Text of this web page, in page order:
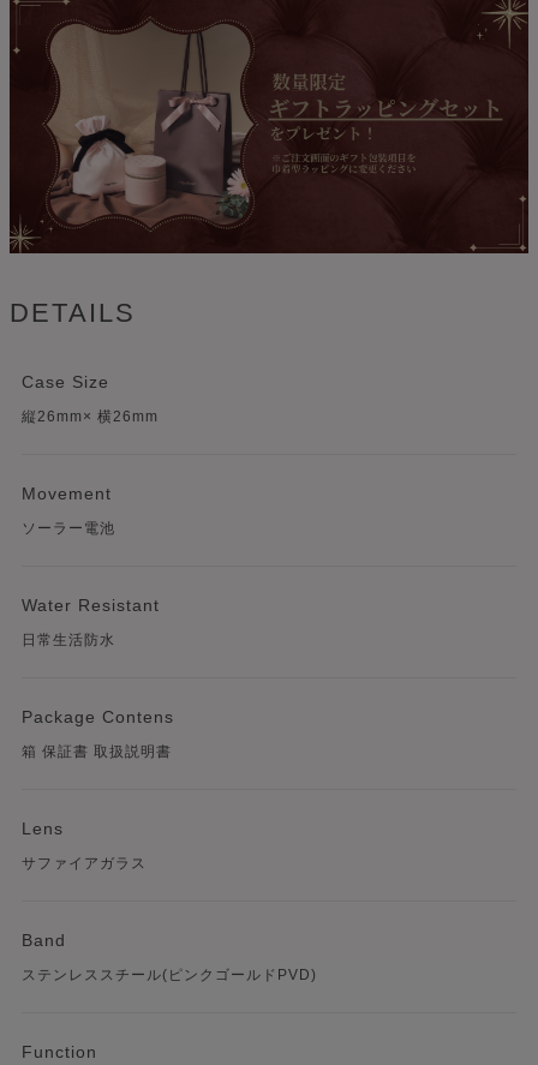
DETAILS
Case Size
縦26mm× 横26mm
Movement
ソーラー電池
Water Resistant
日常生活防水
Package Contens
箱 保証書 取扱説明書
Lens
サファイアガラス
Band
ステンレススチール(ピンクゴールドPVD)
Function